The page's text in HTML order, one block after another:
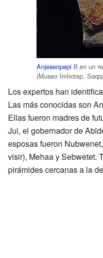
Anjesenpepi II en un
(Museo Imhotep,
Los expertos han
Las más conocidas son
Ellas fueron madres de
Jui, el gobernador de
esposas fueron
visir), Mehaa y Sebwetet.
pirámides cercanas a la